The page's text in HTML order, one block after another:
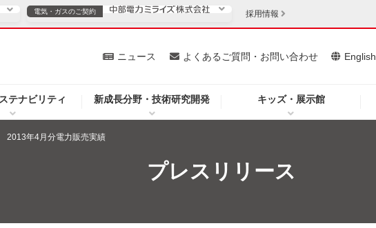
テナビリティ 新成長分野・技術研究開発 キッズ・展示館
ニュース よくあるご質問・お問い合わせ English
ご案内 安定供給
企業情報
電気・ガスのご契約
契約
個人のお客さま 法人のお客さま
採用情報
2013年4月分電力販売実績
プレスリリース